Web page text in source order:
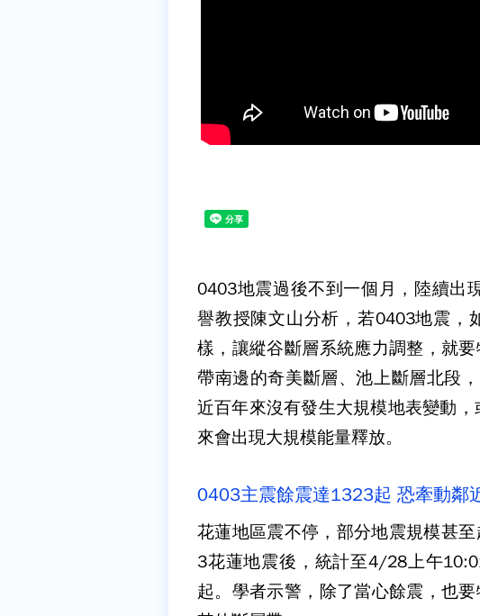
0403地震過後不到一個月，陸續出
譽教授陳文山分析，若0403地震，
樣，讓縱谷斷層系統應力調整，就
帶南邊的奇美斷層、池上斷層北段
近百年來沒有發生大規模地表變動
來會出現大規模能量釋放。
0403主震餘震達1323起 恐牽動鄰
花蓮地區震不停，部分地震規模甚
3花蓮地震後，統計至4/28上午
起。學者示警，除了當心餘震，也